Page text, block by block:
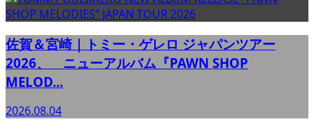
佐賀＆宮崎｜トミー・ゲレロ ジャパンツアー
2026、 ニューアルバム『PAWN SHOP
MELOD...
2026.08.04